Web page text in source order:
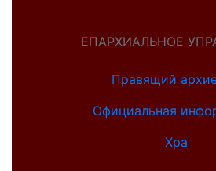
ЕПАРХИАЛЬНОЕ
Правящий
Официальная
Хра